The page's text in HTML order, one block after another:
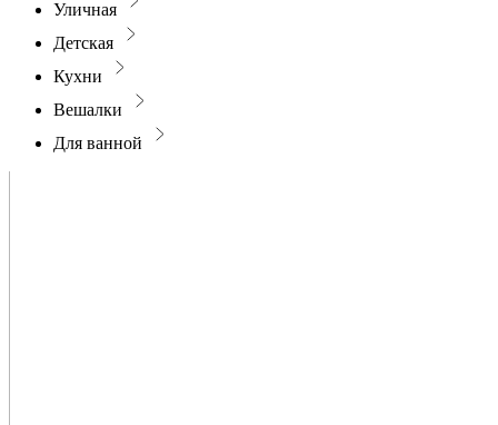
Уличная
Детская
Кухни
Вешалки
Для ванной